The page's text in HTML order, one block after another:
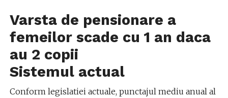
Varsta de pensionare a
femeilor scade cu 1 an daca
au 2 copii
Sistemul actual
Conform legislatiei actuale, punctajul mediu anual al